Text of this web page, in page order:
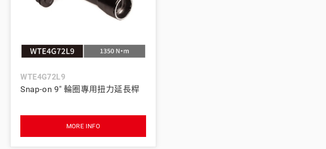
WTE4G72L9
Snap-on 9" 輪圈專用扭力延長桿
MORE INFO